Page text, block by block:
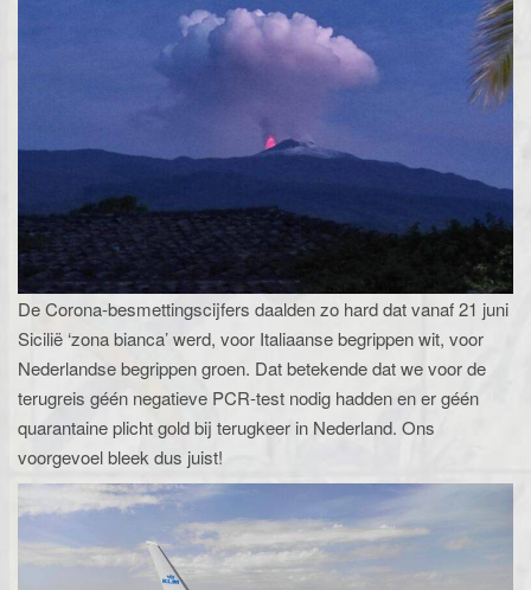
De Corona-besmettingscijfers daalden zo hard dat vanaf 21 juni
Sicilië ‘zona bianca’ werd, voor Italiaanse begrippen wit, voor
Nederlandse begrippen groen. Dat betekende dat we voor de
terugreis géén negatieve PCR-test nodig hadden en er géén
quarantaine plicht gold bij terugkeer in Nederland. Ons
voorgevoel bleek dus juist!